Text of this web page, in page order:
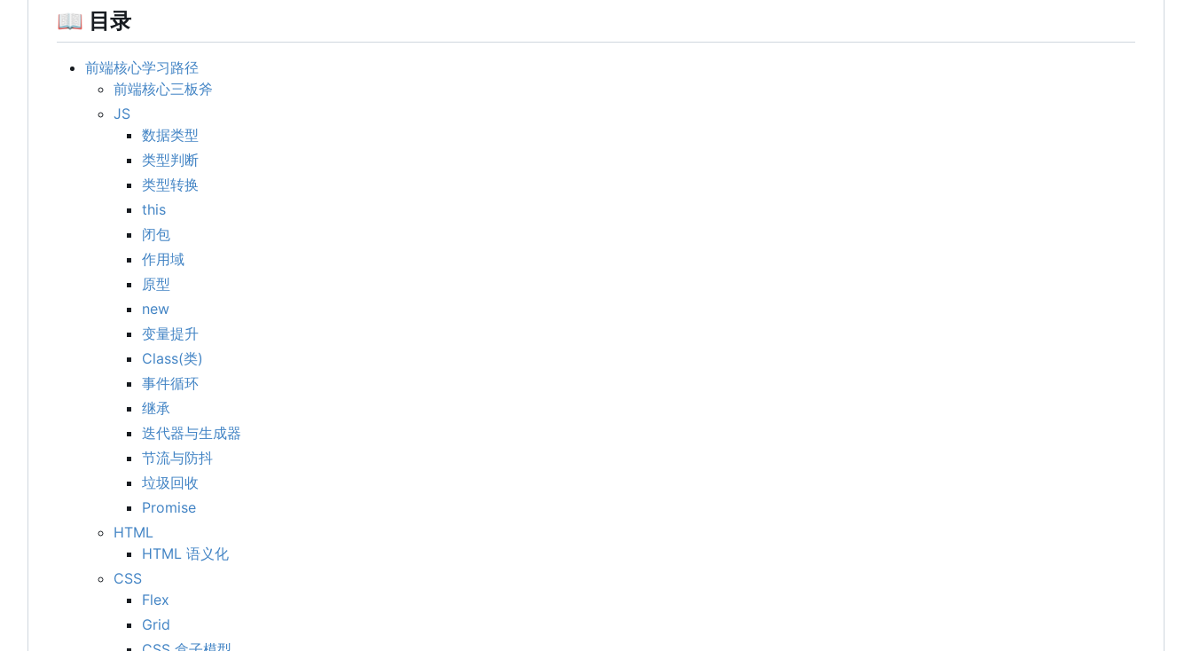
📖 目录
前端核心学习路径
前端核心三板斧
JS
数据类型
类型判断
类型转换
this
闭包
作用域
原型
new
变量提升
Class(类)
事件循环
继承
迭代器与生成器
节流与防抖
垃圾回收
Promise
HTML
HTML 语义化
CSS
Flex
Grid